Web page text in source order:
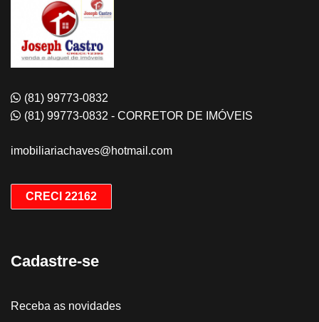
(81) 99773-0832
(81) 99773-0832 - CORRETOR DE IMÓVEIS
imobiliariachaves@hotmail.com
CRECI 22162
Cadastre-se
Receba as novidades